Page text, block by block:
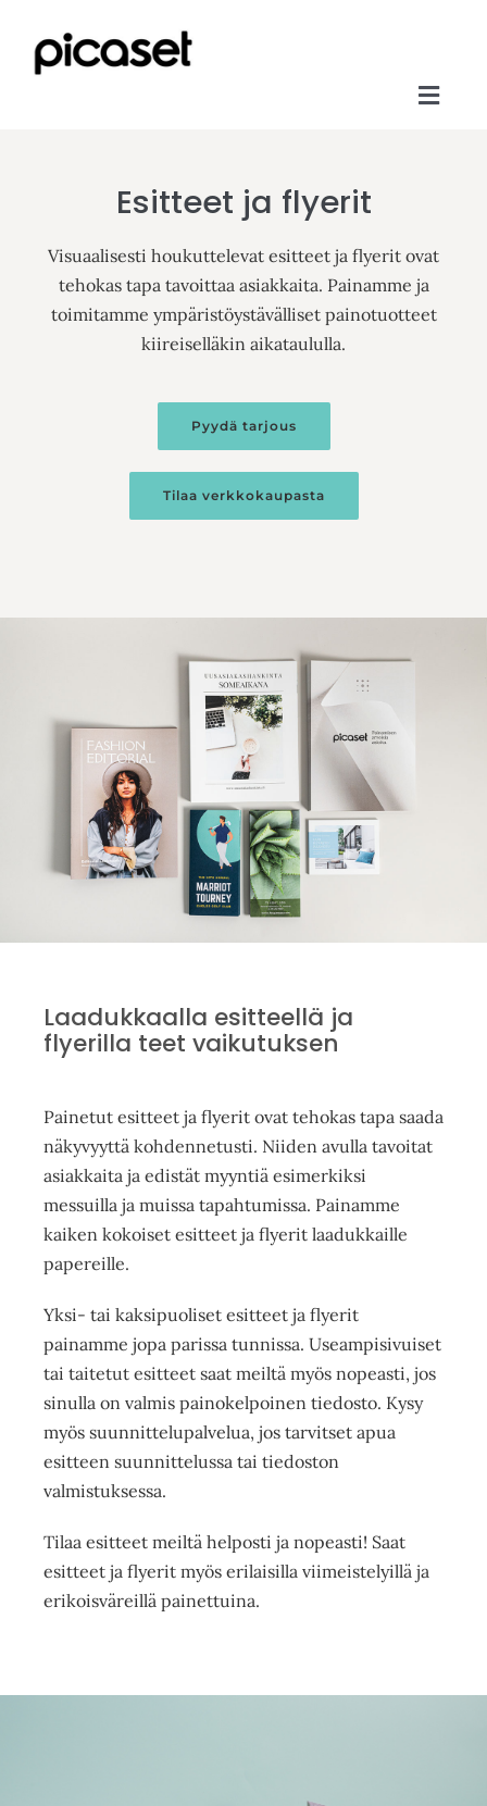
content
Tuotteet ja palvelut
Aineisto-ohjeet
Meistä
Esitteet ja flyerit
Visuaalisesti houkuttelevat esitteet ja flyerit ovat
tehokas tapa tavoittaa asiakkaita. Painamme ja
toimitamme ympäristöystävälliset painotuotteet
kiireiselläkin aikataululla.
Pyydä tarjous
Tilaa verkkokaupasta
Laadukkaalla esitteellä ja
flyerilla teet vaikutuksen
Painetut esitteet ja flyerit ovat tehokas tapa saada
näkyvyyttä kohdennetusti. Niiden avulla tavoitat
asiakkaita ja edistät myyntiä esimerkiksi
messuilla ja muissa tapahtumissa. Painamme
kaiken kokoiset esitteet ja flyerit laadukkaille
papereille.
Yksi- tai kaksipuoliset esitteet ja flyerit
painamme jopa parissa tunnissa. Useampisivuiset
tai taitetut esitteet saat meiltä myös nopeasti, jos
sinulla on valmis painokelpoinen tiedosto. Kysy
myös suunnittelupalvelua, jos tarvitset apua
esitteen suunnittelussa tai tiedoston
valmistuksessa.
Tilaa esitteet meiltä helposti ja nopeasti! Saat
esitteet ja flyerit myös erilaisilla viimeistelyillä ja
erikoisväreillä painettuina.